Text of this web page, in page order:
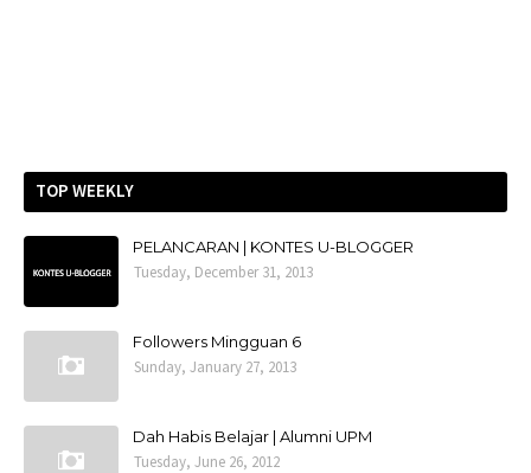
TOP WEEKLY
PELANCARAN | KONTES U-BLOGGER
Tuesday, December 31, 2013
Followers Mingguan 6
Sunday, January 27, 2013
Dah Habis Belajar | Alumni UPM
Tuesday, June 26, 2012